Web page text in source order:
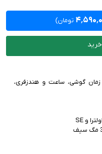
تومان)
گوشی، ساعت و هندزفری،